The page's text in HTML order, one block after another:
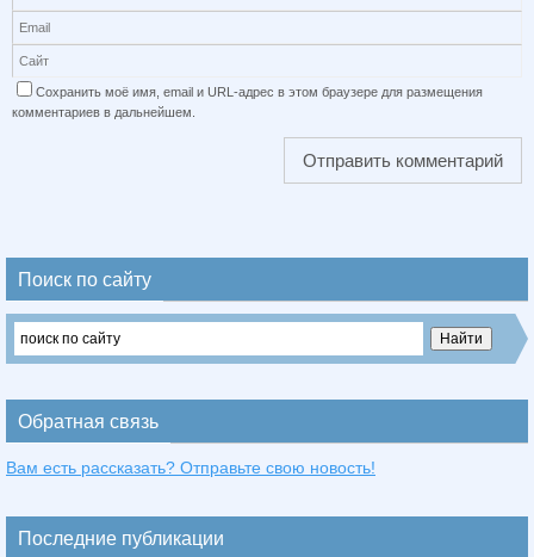
Сохранить моё имя, email и URL-адрес в этом браузере для размещения
комментариев в дальнейшем.
Поиск по сайту
Обратная связь
Вам есть рассказать? Отправьте свою новость!
Последние публикации